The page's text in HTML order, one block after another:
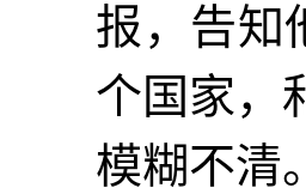
报，告知
个国家，
模糊不清